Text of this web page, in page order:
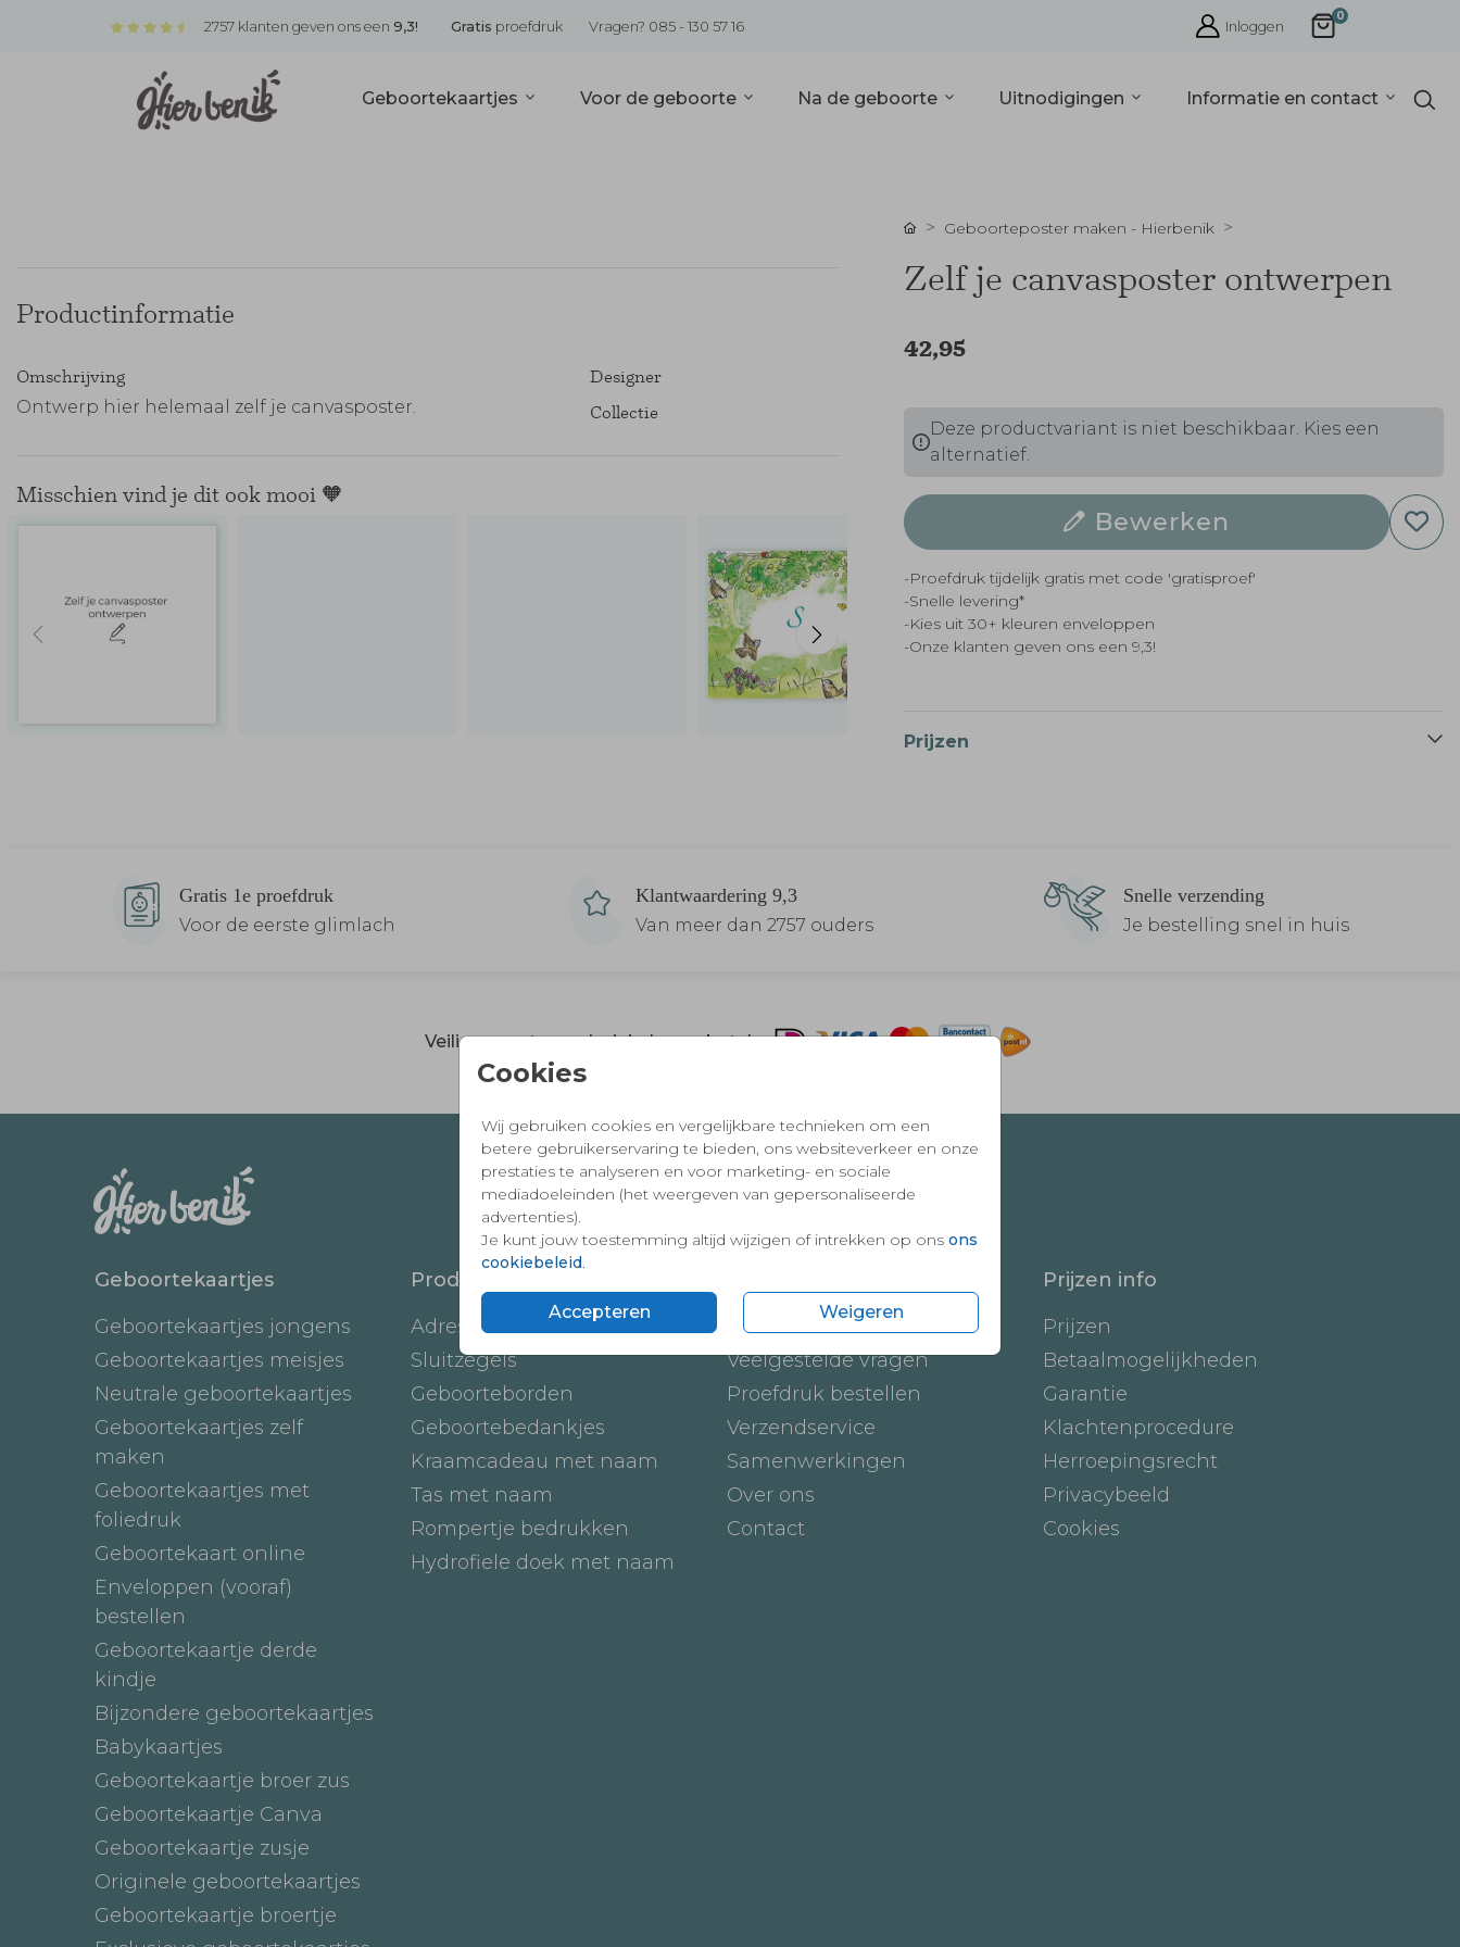
2757 klanten geven ons een 9,3! Gratis proefdruk Vragen? 085 - 130 57 16 Inloggen
0
Geboortekaartjes Voor de geboorte Na de geboorte Uitnodigingen Informatie en contact
Cookies
Wij gebruiken cookies en vergelijkbare technieken om een
betere gebruikerservaring te bieden, ons websiteverkeer en onze
prestaties te analyseren en voor marketing- en sociale
mediadoeleinden (het weergeven van gepersonaliseerde
advertenties).
Je kunt jouw toestemming altijd wijzigen of intrekken op ons ons
cookiebeleid.
Accepteren Weigeren
Productinformatie
Omschrijving
Ontwerp hier helemaal zelf je canvasposter.
Designer
Collectie
Misschien vind je dit ook mooi 🧡
Geboorteposter maken - Hierbenik
Zelf je canvasposter ontwerpen
42,95
Deze productvariant is niet beschikbaar. Kies een
alternatief.
Bewerken
-Proefdruk tijdelijk gratis met code 'gratisproef'
-Snelle levering*
-Kies uit 30+ kleuren enveloppen
-Onze klanten geven ons een 9,3!
Prijzen
Gratis 1e proefdruk
Voor de eerste glimlach
Klantwaardering 9,3
Van meer dan 2757 ouders
Snelle verzending
Je bestelling snel in huis
Veilig en vertrouwd winkelen en betalen
Geboortekaartjes
Geboortekaartjes jongens
Geboortekaartjes meisjes
Neutrale geboortekaartjes
Geboortekaartjes zelf
maken
Geboortekaartjes met
foliedruk
Geboortekaart online
Enveloppen (vooraf)
bestellen
Geboortekaartje derde
kindje
Bijzondere geboortekaartjes
Babykaartjes
Geboortekaartje broer zus
Geboortekaartje Canva
Geboortekaartje zusje
Originele geboortekaartjes
Geboortekaartje broertje
Producten
Adresstickers
Sluitzegels
Geboorteborden
Geboortebedankjes
Kraamcadeau met naam
Tas met naam
Rompertje bedrukken
Hydrofiele doek met naam
Hoe werkt het
Veelgestelde vragen
Proefdruk bestellen
Verzendservice
Samenwerkingen
Over ons
Contact
Prijzen info
Prijzen
Betaalmogelijkheden
Garantie
Klachtenprocedure
Herroepingsrecht
Privacybeeld
Cookies